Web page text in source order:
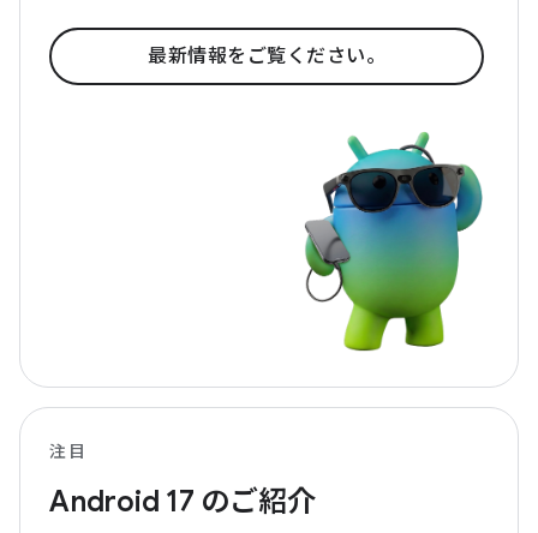
最新情報をご覧ください。
注目
Android 17 のご紹介